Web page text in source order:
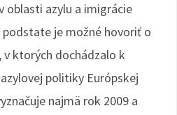
oblasti azylu a imigrácie
podstate je možné hovoriť o
v ktorých dochádzalo k
politiky Európskej
najmä rok 2009 a